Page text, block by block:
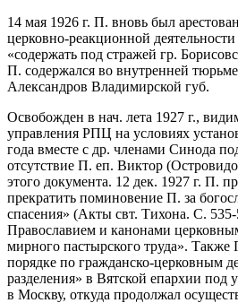
14 мая 1926 г. П. вновь был
церковно-реакционной
«содержать под стражей гр.
П. содержался во внутренней
Александров Владимирской губ.
Освобожден в нач. лета 1927 г.,
управления РПЦ на условиях
года вместе с др. членами Синода
отсутствие П. еп. Виктор
этого документа. 12 дек. 1927 г. П.
прекратить поминовение П. за
спасения» (Акты свт. Тихона. С.
Православием и канонами
мирного пастырского труда».
порядке по гражданско-церковным
разделения» в Вятской епархии под
в Москву, откуда продолжал